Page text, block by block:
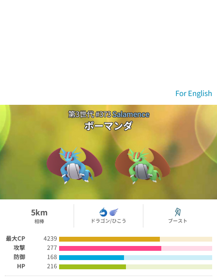
For English
第3世代 #373Salamence
ボーマンダ
5km
相棒 ドラゴン/ひこう ブースト
最大CP
4239
攻撃
277
防御
168
HP
216